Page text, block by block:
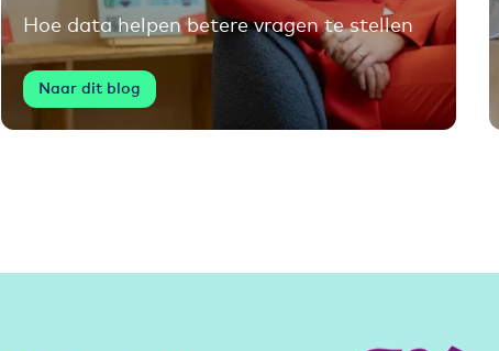
Hoe data helpen betere vragen te stellen
Naar dit blog